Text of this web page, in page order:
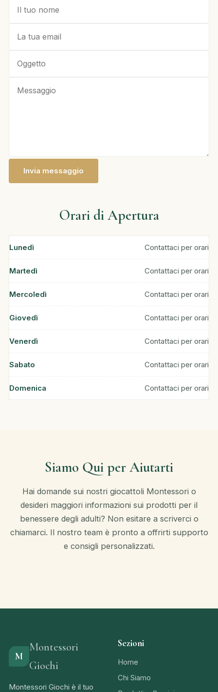
Invia messaggio
Orari di Apertura
Lunedì Contattaci per orari
Martedì Contattaci per orari
Mercoledì Contattaci per orari
Giovedì Contattaci per orari
Venerdì Contattaci per orari
Sabato Contattaci per orari
Domenica Contattaci per orari
Siamo Qui per Aiutarti
Hai domande sui nostri giocattoli Montessori o
desideri maggiori informazioni sui prodotti per il
benessere degli adulti? Non esitare a scriverci o
chiamarci. Il nostro team è pronto a offrirti supporto
e consigli personalizzati.
M
Montessori
Giochi
Montessori Giochi è il tuo
Sezioni
Home
Chi Siamo